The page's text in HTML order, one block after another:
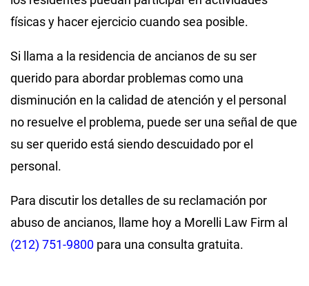
físicas y hacer ejercicio cuando sea posible.
Si llama a la residencia de ancianos de su ser
querido para abordar problemas como una
disminución en la calidad de atención y el personal
no resuelve el problema, puede ser una señal de que
su ser querido está siendo descuidado por el
personal.
Para discutir los detalles de su reclamación por
abuso de ancianos, llame hoy a Morelli Law Firm al
(212) 751-9800 para una consulta gratuita.